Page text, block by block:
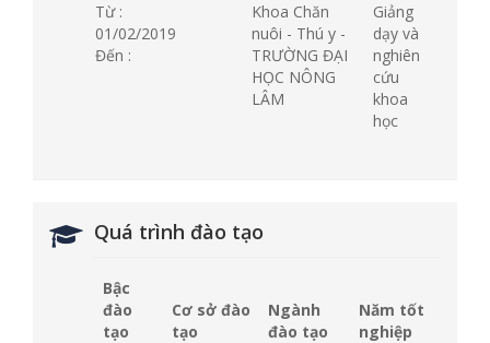
Từ :
01/02/2019
Đến :
Khoa Chăn
nuôi - Thú y -
TRƯỜNG ĐẠI
HỌC NÔNG
LÂM
Giảng
dạy và
nghiên
cứu
khoa
học
Quá trình đào tạo
Bậc
đào
tạo
Cơ sở đào
tạo
Ngành
đào tạo
Năm tốt
nghiệp